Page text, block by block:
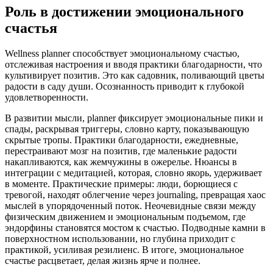
Роль в достижении эмоционального
счастья
Wellness planner способствует эмоциональному счастью,
отслеживая настроения и вводя практики благодарности, что
культивирует позитив. Это как садовник, поливающий цветы
радости в саду души. Осознанность приводит к глубокой
удовлетворенности.
В развитии мысли, planner фиксирует эмоциональные пики и
спады, раскрывая триггеры, словно карту, показывающую
скрытые тропы. Практики благодарности, ежедневные,
перестраивают мозг на позитив, где маленькие радости
накапливаются, как жемчужины в ожерелье. Нюансы в
интеграции с медитацией, которая, словно якорь, удерживает
в моменте. Практические примеры: люди, борющиеся с
тревогой, находят облегчение через journaling, превращая хаос
мыслей в упорядоченный поток. Неочевидные связи между
физическим движением и эмоциональным подъемом, где
эндорфины становятся мостом к счастью. Подводные камни в
поверхностном использовании, но глубина приходит с
практикой, усиливая резилиенс. В итоге, эмоциональное
счастье расцветает, делая жизнь ярче и полнее.